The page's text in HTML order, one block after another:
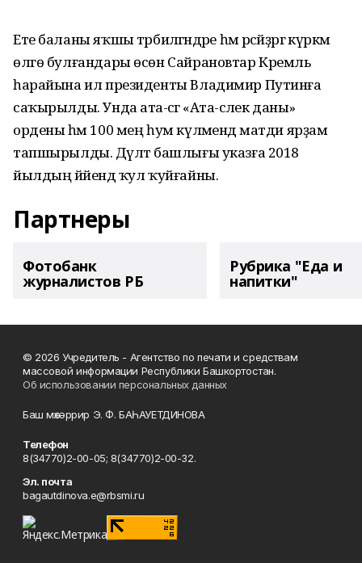
Ете баланы яҡшы тәрбиәләгәндәре һәм рәсәйҙәргә күркәм
өлгө булғандары өсөн Сайрановтар Кремль
һарайына ил президенты Владимир Путинға
саҡырылды. Унда ата-әсәгә «Ата-әсәлек даны»
ордены һәм 100 мең һум күләмендә матди ярҙам
тапшырылды. Дәүләт башлығы указға 2018
йылдың йәйендә ҡул ҡуйғайны.
Партнеры
Фотобанк
журналистов РБ
Рубрика "Еда и
напитки"
© 2026 Учредитель - Агентство по печати и средствам
массовой информации Республики Башкортостан.
Об использовании персональных данных
Баш мөхәррир Э. Ф. БАҺАУЕТДИНОВА
Телефон
8(34770)2-00-05; 8(34770)2-00-32.
Эл. почта
bagautdinova.e@rbsmi.ru